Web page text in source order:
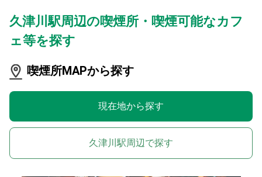
久津川駅周辺の喫煙所・喫煙可能なカフ
ェ等を探す
喫煙所MAPから探す
現在地から探す
久津川駅周辺で探す